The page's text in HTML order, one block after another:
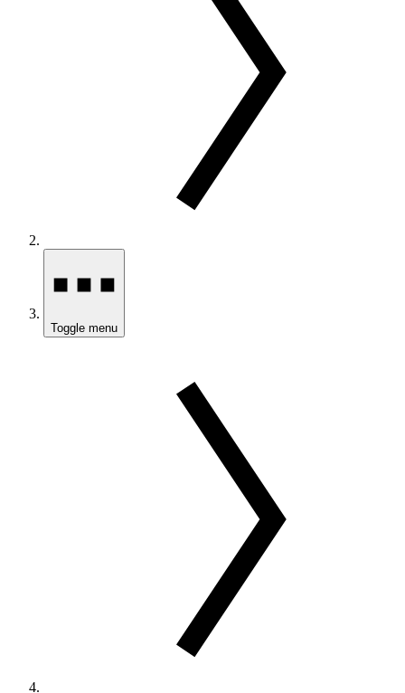
Toggle menu